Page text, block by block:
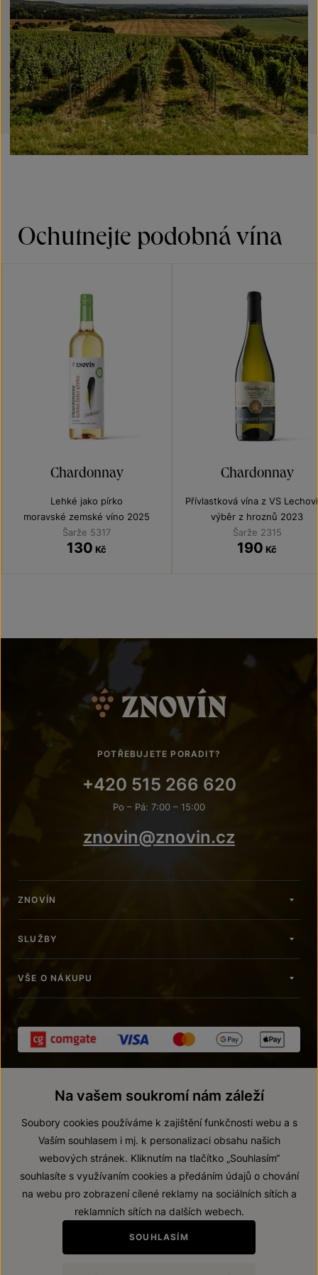
Ochutnejte podobná vína
Chardonnay
Lehké jako pírko
moravské zemské víno 2025
Šarže 5317
130 Kč
Chardonnay
Přívlastková vína z VS
výběr z hroznů 2023
Šarže 2315
190 Kč
POTŘEBUJETE PORADIT?
+420 515 266 620
Po – Pá: 7:00 – 15:00
znovin@znovin.cz
ZNOVÍN
SLUŽBY
VŠE O NÁKUPU
© 2026 ZNOVÍN ZNOJMO, a. s.
Prohlášení o přístupnosti
Zákaz prodeje alkoholických nápojů osobám mladším 18 let.
Na vašem soukromí nám záleží
Soubory cookies používáme k zajištění funkčnosti webu a s
Vaším souhlasem i mj. k personalizaci obsahu našich
webových stránek. Kliknutím na tlačítko „Souhlasím“
souhlasíte s využívaním cookies a předáním údajů o chování
na webu pro zobrazení cílené reklamy na sociálních sítích a
reklamních sítích na dalších webech.
SOUHLASÍM